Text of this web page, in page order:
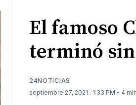
El famoso
terminó sin
24NOTICIAS
septiembre 27, 2021 . 1:33 PM - 4